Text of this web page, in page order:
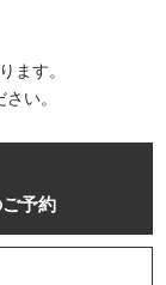
ます。
い。
予約